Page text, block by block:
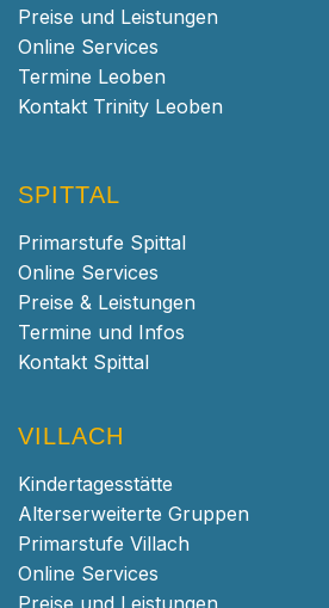
Preise und Leistungen
Online Services
Termine Leoben
Kontakt Trinity Leoben
SPITTAL
Primarstufe Spittal
Online Services
Preise & Leistungen
Termine und Infos
Kontakt Spittal
VILLACH
Kindertagesstätte
Alterserweiterte Gruppen
Primarstufe Villach
Online Services
Preise und Leistungen